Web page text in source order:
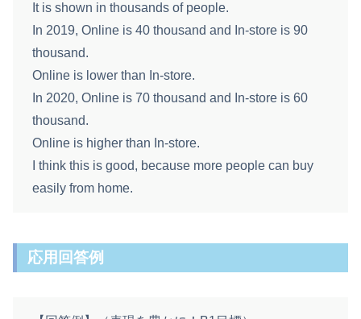
It is shown in thousands of people.
In 2019, Online is 40 thousand and In‑store is 90
thousand.
Online is lower than In‑store.
In 2020, Online is 70 thousand and In‑store is 60
thousand.
Online is higher than In‑store.
I think this is good, because more people can buy
easily from home.
応用回答例